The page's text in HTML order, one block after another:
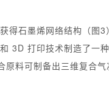
得石墨烯网络结构（图
3D 打印技术制造了一
料可制备出三维复合气